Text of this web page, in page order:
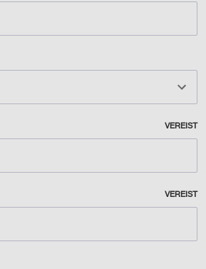
VEREIST
VEREIST